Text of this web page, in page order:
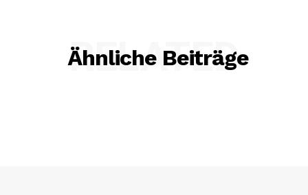
Ähnliche Beiträge
RELATED